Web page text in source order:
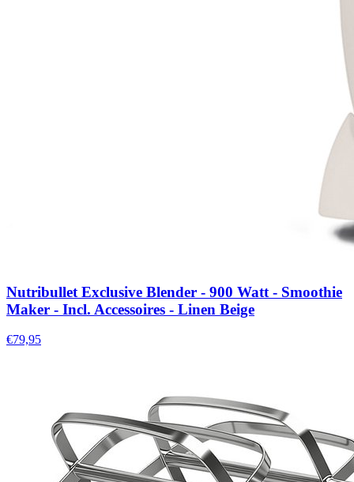
Nutribullet Exclusive Blender - 900 Watt - Smoothie
Maker - Incl. Accessoires - Linen Beige
€79,95